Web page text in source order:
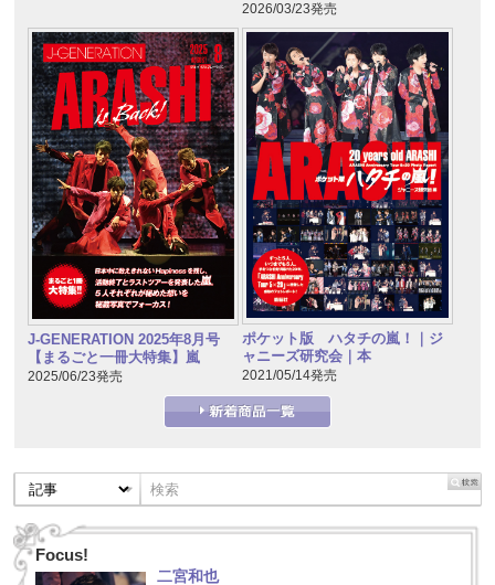
2026/03/23発売
J-GENERATION 2025年8月号
【まるごと一冊大特集】嵐
2025/06/23発売
ポケット版 ハタチの嵐！｜ジ
ャニーズ研究会｜本
2021/05/14発売
Focus!
二宮和也